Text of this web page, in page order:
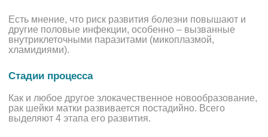
Есть мнение, что риск развития болезни повышают и
другие половые инфекции, особенно – вызванные
внутриклеточными паразитами (микоплазмой,
хламидиями).
Стадии процесса
Как и любое другое злокачественное новообразование,
рак шейки матки развивается постадийно. Всего
выделяют 4 этапа его развития.